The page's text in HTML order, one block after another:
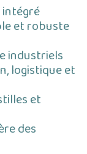
et robuste
industriels
logistique et
et
des